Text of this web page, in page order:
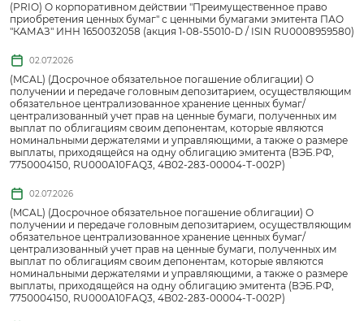
(PRIO) О корпоративном действии "Преимущественное право
приобретения ценных бумаг" с ценными бумагами эмитента ПАО
"КАМАЗ" ИНН 1650032058 (акция 1-08-55010-D / ISIN RU0008959580)
02.07.2026
(MCAL) (Досрочное обязательное погашение облигации) О
получении и передаче головным депозитарием, осуществляющим
обязательное централизованное хранение ценных бумаг/
централизованный учет прав на ценные бумаги, полученных им
выплат по облигациям своим депонентам, которые являются
номинальными держателями и управляющими, а также о размере
выплаты, приходящейся на одну облигацию эмитента (ВЭБ.РФ,
7750004150, RU000A10FAQ3, 4B02-283-00004-T-002P)
02.07.2026
(MCAL) (Досрочное обязательное погашение облигации) О
получении и передаче головным депозитарием, осуществляющим
обязательное централизованное хранение ценных бумаг/
централизованный учет прав на ценные бумаги, полученных им
выплат по облигациям своим депонентам, которые являются
номинальными держателями и управляющими, а также о размере
выплаты, приходящейся на одну облигацию эмитента (ВЭБ.РФ,
7750004150, RU000A10FAQ3, 4B02-283-00004-T-002P)